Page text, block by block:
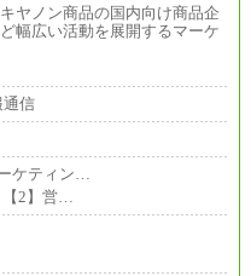
ヤノン商品の国内向け商品企
幅広い活動を展開するマーケ
通信
ケティン…
2】営…